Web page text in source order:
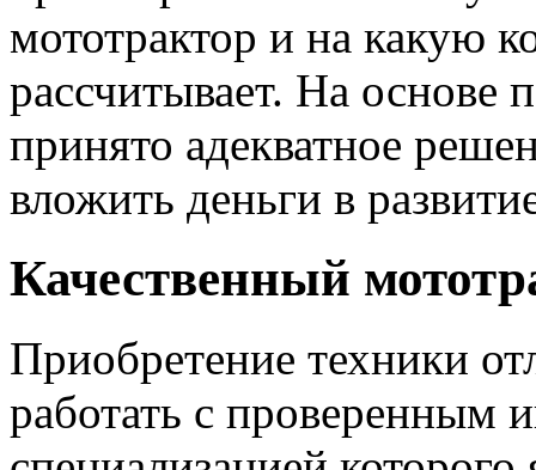
мототрактор и на какую
рассчитывает. На основе
принято адекватное
вложить деньги в
Качественный
Приобретение техники
работать с проверенным